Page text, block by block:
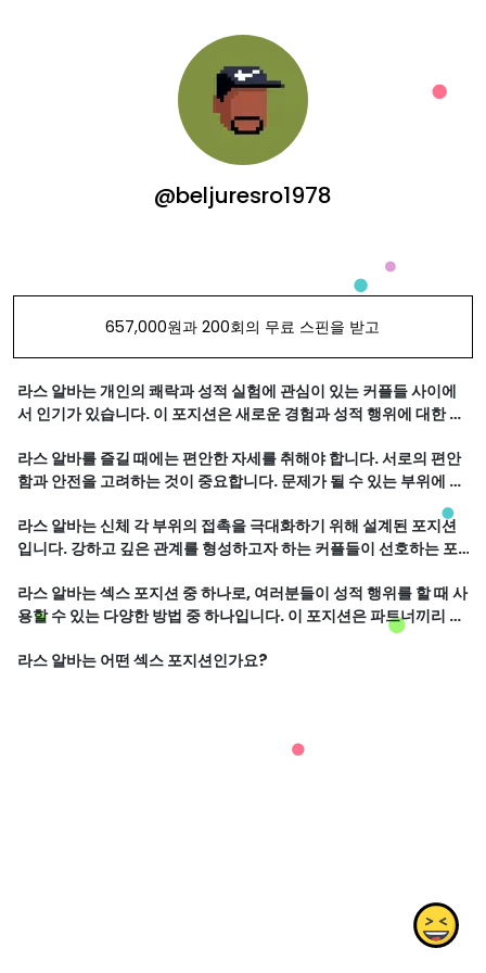
@beljuresro1978
657,000원과 200회의 무료 스핀을 받고
라스 알바는 개인의 쾌락과 성적 실험에 관심이 있는 커플들 사이에
서 인기가 있습니다. 이 포지션은 새로운 경험과 성적 행위에 대한 호
든 사람들에게 적합한 것은 아닐 수 있으므로, 편안하고 안전하게 행
동할 수 있는 방법을 찾는 것이 중요합니다.
라스 알바를 즐길 때에는 편안한 자세를 취해야 합니다. 서로의 편안
함과 안전을 고려하는 것이 중요합니다. 문제가 될 수 있는 부위에 대
해 사전에 얘기하고 조율하는 것이 좋습니다. 모든 파트너가 서로에
게 옷을 입고 덮이지 않은 상태에서 행해지는 경우가 많습니다. 따라
서 개인적인 선호도와 상황에 맞게 자유롭게 행동할 수 있습니다.
라스 알바는 신체 각 부위의 접촉을 극대화하기 위해 설계된 포지션
입니다. 강하고 깊은 관계를 형성하고자 하는 커플들이 선호하는 포
결을 경험할 수 있습니다.
라스 알바는 섹스 포지션 중 하나로, 여러분들이 성적 행위를 할 때 사
용할 수 있는 다양한 방법 중 하나입니다. 이 포지션은 파트너끼리 서
로 무릎을 굽혀 앉은 후, 상대방을 마주보며 성적 활동을 하는 방식으
로 이루어집니다.
라스 알바는 어떤 섹스 포지션인가요?